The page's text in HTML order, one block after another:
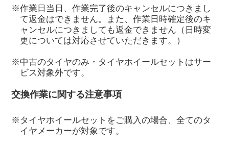
※作業日当日、作業完了後のキャンセルにつきまし
て返金はできません。また、作業日時確定後のキ
ャンセルにつきましても返金できません（日時変
更については対応させていただきます。）
※中古のタイヤのみ・タイヤホイールセットはサー
ビス対象外です。
交換作業に関する注意事項
※タイヤホイールセットをご購入の場合、全てのタ
イヤメーカーが対象です。